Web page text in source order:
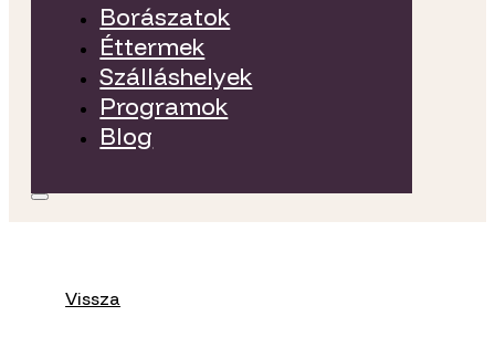
Borászatok
Éttermek
Szálláshelyek
Programok
Blog
Vissza